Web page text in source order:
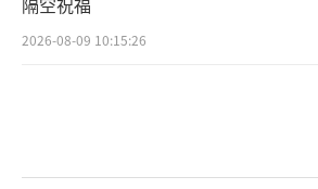
2026-08-09 10:15:26